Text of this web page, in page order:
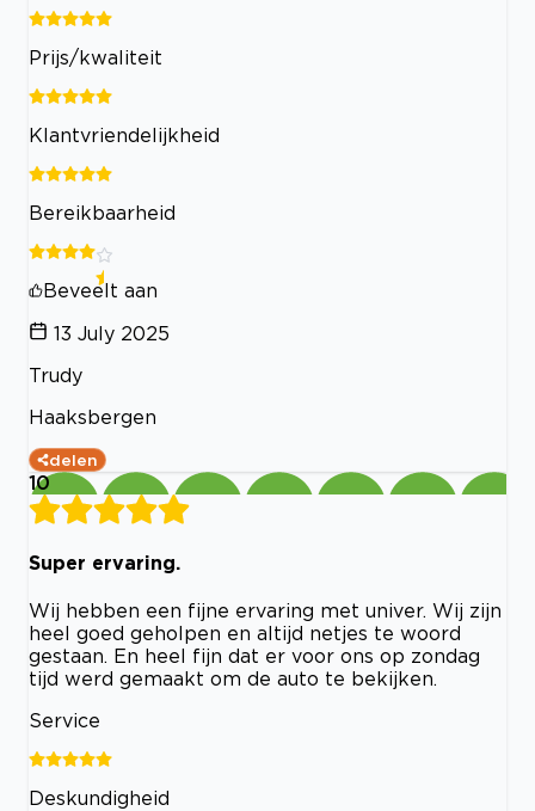
Prijs/kwaliteit
Klantvriendelijkheid
Bereikbaarheid
Beveelt aan
13 July 2025
Trudy
Haaksbergen
delen
10
Super ervaring.
Wij hebben een fijne ervaring met univer. Wij zijn
heel goed geholpen en altijd netjes te woord
gestaan. En heel fijn dat er voor ons op zondag
tijd werd gemaakt om de auto te bekijken.
Service
Deskundigheid